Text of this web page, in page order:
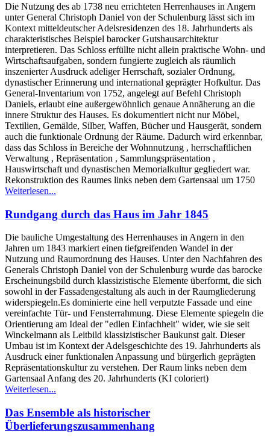
Die Nutzung des ab 1738 neu errichteten Herrenhauses in Angern
unter General Christoph Daniel von der Schulenburg lässt sich im
Kontext mitteldeutscher Adelsresidenzen des 18. Jahrhunderts als
charakteristisches Beispiel barocker Gutshausarchitektur
interpretieren. Das Schloss erfüllte nicht allein praktische Wohn- und
Wirtschaftsaufgaben, sondern fungierte zugleich als räumlich
inszenierter Ausdruck adeliger Herrschaft, sozialer Ordnung,
dynastischer Erinnerung und international geprägter Hofkultur. Das
General-Inventarium von 1752, angelegt auf Befehl Christoph
Daniels, erlaubt eine außergewöhnlich genaue Annäherung an die
innere Struktur des Hauses. Es dokumentiert nicht nur Möbel,
Textilien, Gemälde, Silber, Waffen, Bücher und Hausgerät, sondern
auch die funktionale Ordnung der Räume. Dadurch wird erkennbar,
dass das Schloss in Bereiche der Wohnnutzung , herrschaftlichen
Verwaltung , Repräsentation , Sammlungspräsentation ,
Hauswirtschaft und dynastischen Memorialkultur gegliedert war.
Rekonstruktion des Raumes links neben dem Gartensaal um 1750
Weiterlesen...
Rundgang durch das Haus im Jahr 1845
Die bauliche Umgestaltung des Herrenhauses in Angern in den
Jahren um 1843 markiert einen tiefgreifenden Wandel in der
Nutzung und Raumordnung des Hauses. Unter den Nachfahren des
Generals Christoph Daniel von der Schulenburg wurde das barocke
Erscheinungsbild durch klassizistische Elemente überformt, die sich
sowohl in der Fassadengestaltung als auch in der Raumgliederung
widerspiegeln.Es dominierte eine hell verputzte Fassade und eine
vereinfachte Tür- und Fensterrahmung. Diese Elemente spiegeln die
Orientierung am Ideal der "edlen Einfachheit" wider, wie sie seit
Winckelmann als Leitbild klassizistischer Baukunst galt. Dieser
Umbau ist im Kontext der Adelsgeschichte des 19. Jahrhunderts als
Ausdruck einer funktionalen Anpassung und bürgerlich geprägten
Repräsentationskultur zu verstehen. Der Raum links neben dem
Gartensaal Anfang des 20. Jahrhunderts (KI coloriert)
Weiterlesen...
Das Ensemble als historischer
Überlieferungszusammenhang